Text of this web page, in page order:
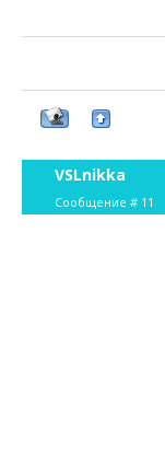
VSLnikka
Сообщение # 11